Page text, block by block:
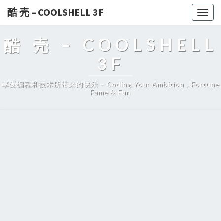
酷 壳 – COOLSHELL 3F
酷 壳 – COOLSHELL
3F
享受编程和技术所带来的快乐 – Coding Your Ambition，Fortune
Fame & Fun